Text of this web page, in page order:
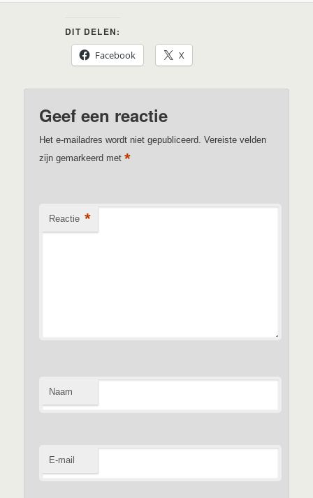
DIT DELEN:
Facebook
X
Geef een reactie
Het e-mailadres wordt niet gepubliceerd. Vereiste velden
zijn gemarkeerd met*
Reactie *
Naam
E-mail